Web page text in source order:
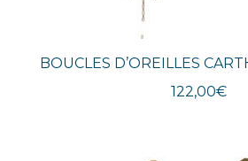
BOUCLES D’OREILLES
122,00€